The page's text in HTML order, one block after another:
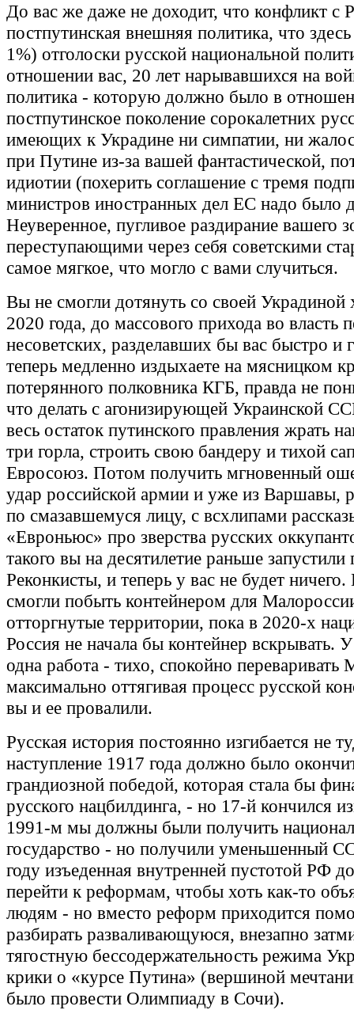
До вас же даже не доходит, что конфликт с
постпутинская внешняя политика, что
1%) отголоски русской национальной
отношении вас, 20 лет нарывавшихся на
политика - которую должно было в
постпутинское поколение сорокалетних
имеющих к Украдине ни симпатии, ни
при Путине из-за вашей фантастической,
идиотии (похерить соглашение с тремя
министров иностранных дел ЕС надо было
Неуверенное, пугливое раздирание вашего
переступающими через себя советскими
самое мягкое, что могло с вами случиться.
Вы не смогли дотянуть со своей Украдиной
2020 года, до массового прихода во власть
несоветских, разделавших бы вас быстро и
теперь медленно издыхаете на мясницком
потерянного полковника КГБ, правда не
что делать с агонизирующей Украинской
весь остаток путинского правления жрать
три горла, строить свою бандеру и тихой
Евросоюз. Потом получить мгновенный
удар российской армии и уже из Варшавы,
по смазавшемуся лицу, с всхлипами
«Евроньюс» про зверства русских
такого вы на десятилетие раньше запустили
Реконкисты, и теперь у вас не будет
смогли побыть контейнером для
отторгнутые территории, пока в 2020-х
Россия не начала бы контейнер вскрывать.
одна работа - тихо, спокойно
максимально оттягивая процесс русской
вы и ее провалили.
Русская история постоянно изгибается не
наступление 1917 года должно было
грандиозной победой, которая стала бы
русского нацбилдинга, - но 17-й кончился
1991-м мы должны были получить
государство - но получили уменьшенный
году изъеденная внутренней пустотой РФ
перейти к реформам, чтобы хоть как-то
людям - но вместо реформ приходится
разбирать разваливающуюся, внезапно
тягостную бессодержательность режима
крики о «курсе Путина» (вершиной
было провести Олимпиаду в Сочи).